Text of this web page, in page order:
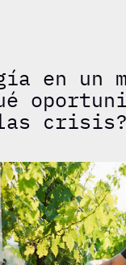
en un
crisis?